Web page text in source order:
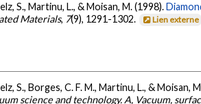
S., Martinu, L., & Moisan, M. (1998).
Materials, 7(9), 1291-1302. Lien externe
S., Borges, C. F. M., Martinu, L., & Moisan,
science and technology. A, Vacuum,